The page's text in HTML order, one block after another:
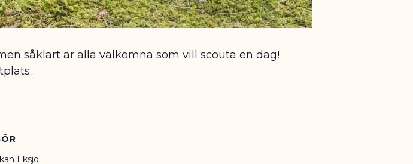
såklart är alla välkomna som vill scouta en dag!
Eksjö